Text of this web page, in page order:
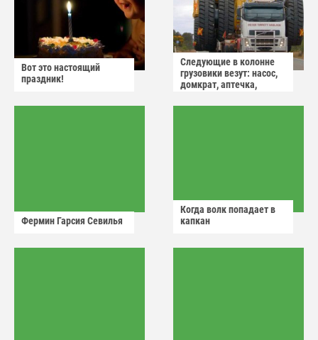
Вот это настоящий
праздник!
Следующие в колонне
грузовики везут: насос,
домкрат, аптечка,
Фермин Гарсия Севилья
Когда волк попадает в
капкан